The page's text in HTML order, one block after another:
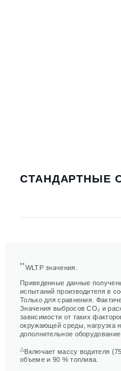
СТАНДАРТНЫЕ
**WLTP значения.
Приведенные данные
испытаний производителя в
Только для сравнения.
Значения выбросов CO₂ и
зависимости от таких
окружающей среды, нагрузка
дополнительное оборудование.
△ Включает массу водителя
объеме и 90 % топлива.